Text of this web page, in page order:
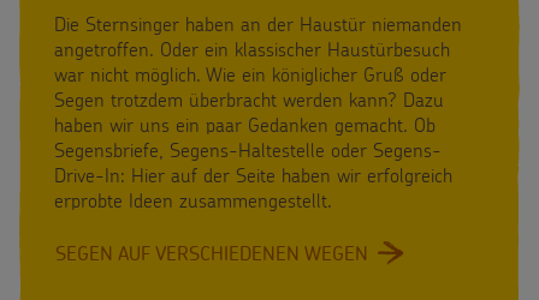
Die Sternsinger haben an der Haustür niemanden
angetroffen. Oder ein klassischer Haustürbesuch
war nicht möglich. Wie ein königlicher Gruß oder
Segen trotzdem überbracht werden kann? Dazu
haben wir uns ein paar Gedanken gemacht. Ob
Segensbriefe, Segens-Haltestelle oder Segens-
Drive-In: Hier auf der Seite haben wir erfolgreich
erprobte Ideen zusammengestellt.
SEGEN AUF VERSCHIEDENEN WEGEN